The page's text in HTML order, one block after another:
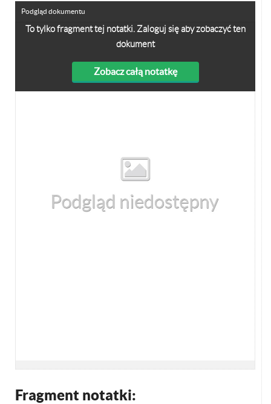
To tylko fragment tej notatki. Zaloguj się aby zobaczyć ten
dokument
Zobacz całą notatkę
Podgląd dokumentu
Fragment notatki: